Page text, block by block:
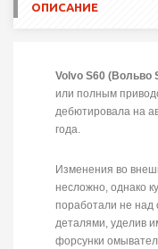
ОПИСАНИЕ
Volvo S60 (Вольво
или полным
дебютировала на
года.
Изменения во
несложно, однако
поработали не над
деталями, уделив
форсунки